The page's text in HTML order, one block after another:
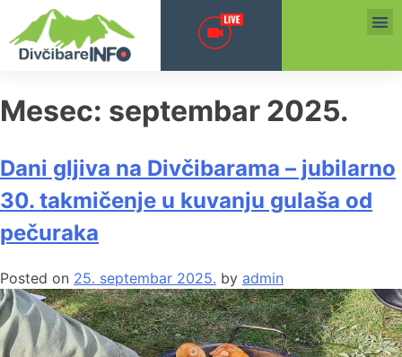
Mesec: septembar 2025.
Dani gljiva na Divčibarama – jubilarno
30. takmičenje u kuvanju gulaša od
pečuraka
Posted on 25. septembar 2025. by admin